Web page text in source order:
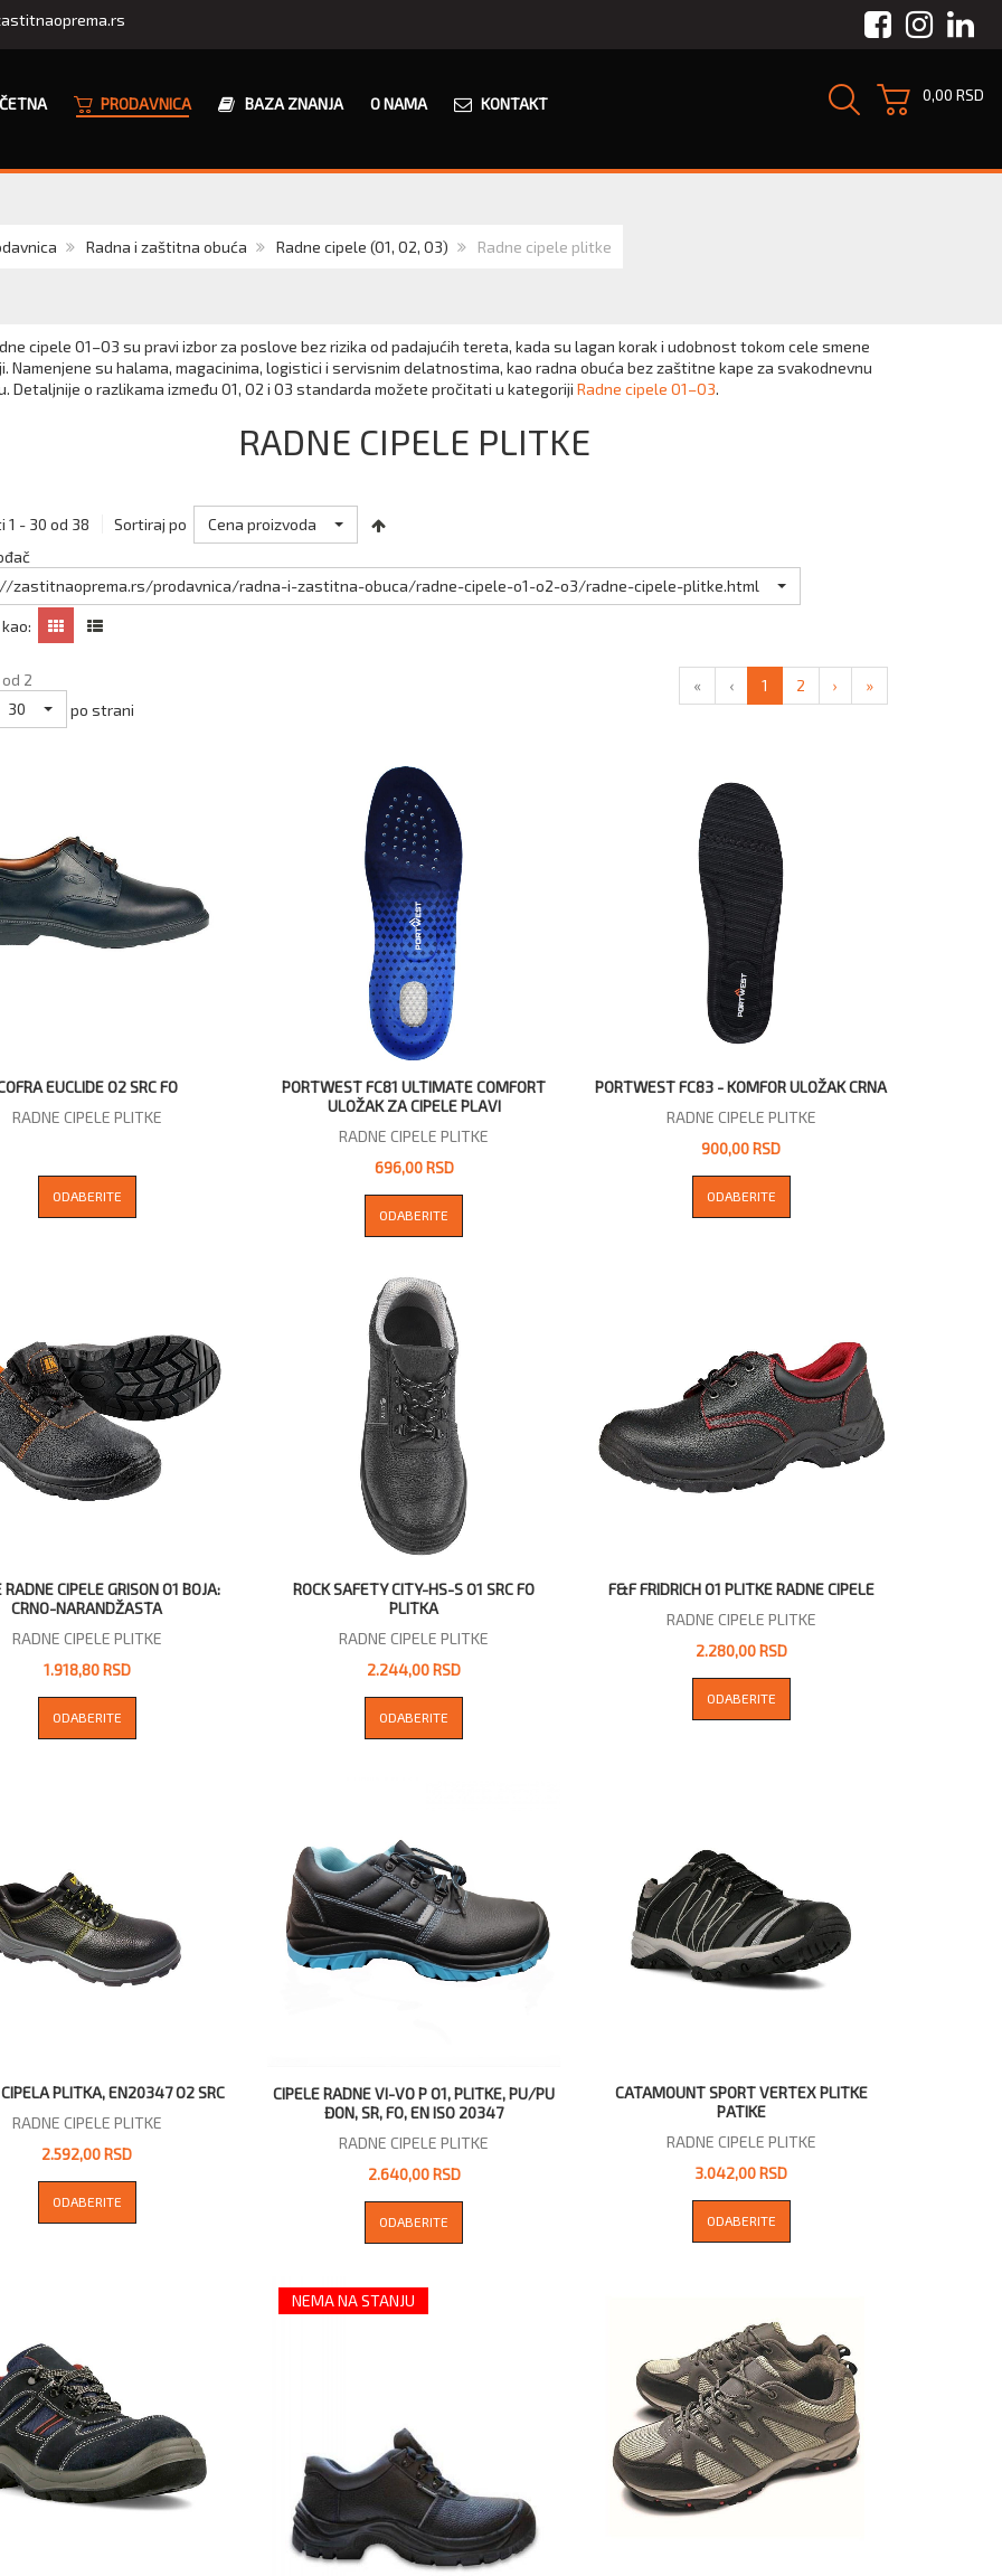
Facebook
PRODAVNICA BAZA ZNANJA O NAMA KONTAKT 0,00 RSD
Radna i zaštitna obuća Radne cipele (O1, O2, O3) Radne cipele plitke
cipele O1–O3 su pravi izbor za poslove bez rizika od padajućih tereta, kada su lagan korak i udobnost tokom cele smene
Namenjene su halama, magacinima, logistici i servisnim delatnostima, kao radna obuća bez zaštitne kape za svakodnevnu
Detaljnije o razlikama između O1, O2 i O3 standarda možete pročitati u kategoriji Radne cipele O1–O3.
RADNE CIPELE PLITKE
1 - 30 od 38 Sortiraj po
Cena proizvoda
zastitnaoprema.rs/prodavnica/radna-i-zastitna-obuca/radne-cipele-o1-o2-o3/radne-cipele-plitke.html
2
30
po strani
« ‹ 1 2 › »
EUCLIDE O2 SRC FO
RADNE CIPELE PLITKE
ODABERITE
PORTWEST FC81 ULTIMATE COMFORT
ULOŽAK ZA CIPELE PLAVI
RADNE CIPELE PLITKE
696,00 RSD
ODABERITE
PORTWEST FC83 - KOMFOR ULOŽAK CRNA
RADNE CIPELE PLITKE
900,00 RSD
ODABERITE
CIPELE GRISON O1 BOJA:
CRNO-NARANDŽASTA
RADNE CIPELE PLITKE
1.918,80 RSD
ODABERITE
ROCK SAFETY CITY-HS-S O1 SRC FO
PLITKA
RADNE CIPELE PLITKE
2.244,00 RSD
ODABERITE
F&F FRIDRICH O1 PLITKE RADNE CIPELE
RADNE CIPELE PLITKE
2.280,00 RSD
ODABERITE
PLITKA, EN20347 O2 SRC
RADNE CIPELE PLITKE
2.592,00 RSD
ODABERITE
CIPELE RADNE VI-VO P O1, PLITKE, PU/PU
ĐON, SR, FO, EN ISO 20347
RADNE CIPELE PLITKE
2.640,00 RSD
ODABERITE
CATAMOUNT SPORT VERTEX PLITKE
PATIKE
RADNE CIPELE PLITKE
3.042,00 RSD
ODABERITE
NEMA NA STANJU